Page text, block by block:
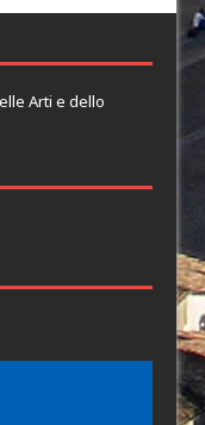
Arti e dello